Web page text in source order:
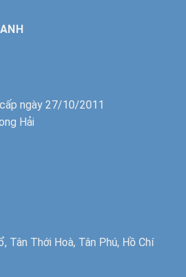
ngày 27/10/2011
Hải
Tân Thới Hoà, Tân Phú, Hồ Chí